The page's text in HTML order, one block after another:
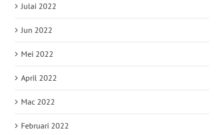
Julai 2022
Jun 2022
Mei 2022
April 2022
Mac 2022
Februari 2022